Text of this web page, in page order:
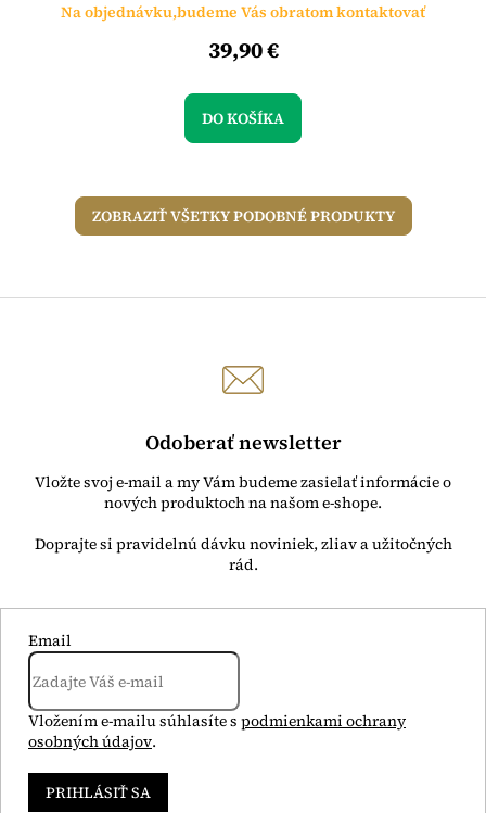
Na objednávku,budeme Vás obratom kontaktovať
39,90 €
DO KOŠÍKA
ZOBRAZIŤ VŠETKY PODOBNÉ PRODUKTY
Odoberať newsletter
Vložte svoj e-mail a my Vám budeme zasielať informácie o
nových produktoch na našom e-shope.
Email
Vložením e-mailu súhlasíte s podmienkami ochrany
osobných údajov.
PRIHLÁSIŤ SA